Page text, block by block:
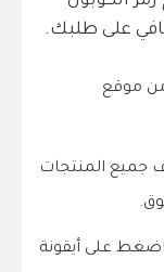
على طلبك.
موقع
جميع المنتجات
اضغط على أيقونة